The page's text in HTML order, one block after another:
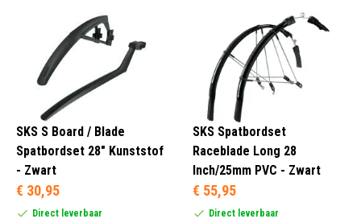
SKS S Board / Blade
Spatbordset 28" Kunststof
- Zwart
€ 30,95
Direct leverbaar
SKS Spatbordset
Raceblade Long 28
Inch/25mm PVC - Zwart
€ 55,95
Direct leverbaar